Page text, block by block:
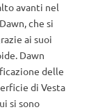
avanti nel
che si
ai suoi
Dawn
delle
di Vesta
si sono